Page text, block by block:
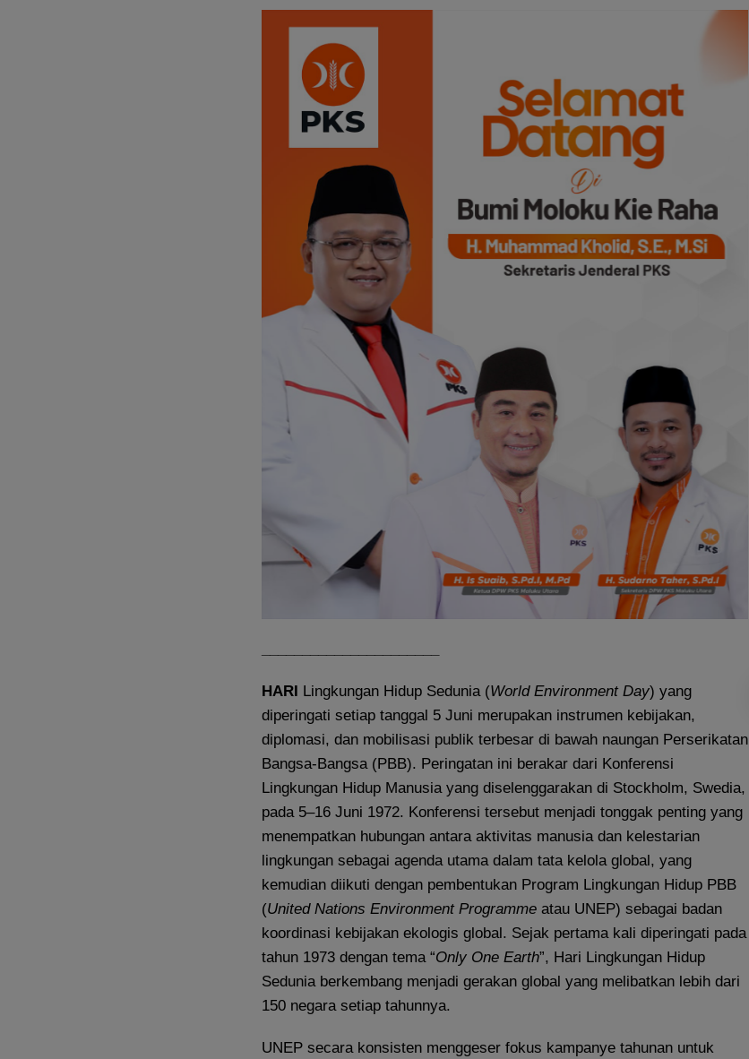
HARI Lingkungan Hidup Sedunia (World Environment Day) yang
diperingati setiap tanggal 5 Juni merupakan instrumen kebijakan,
diplomasi, dan mobilisasi publik terbesar di bawah naungan Perserikatan
Bangsa-Bangsa (PBB). Peringatan ini berakar dari Konferensi
Lingkungan Hidup Manusia yang diselenggarakan di Stockholm, Swedia,
pada 5–16 Juni 1972. Konferensi tersebut menjadi tonggak penting yang
menempatkan hubungan antara aktivitas manusia dan kelestarian
lingkungan sebagai agenda utama dalam tata kelola global, yang
kemudian diikuti dengan pembentukan Program Lingkungan Hidup PBB
(United Nations Environment Programme atau UNEP) sebagai badan
koordinasi kebijakan ekologis global. Sejak pertama kali diperingati pada
tahun 1973 dengan tema “Only One Earth”, Hari Lingkungan Hidup
Sedunia berkembang menjadi gerakan global yang melibatkan lebih dari
150 negara setiap tahunnya.
UNEP secara konsisten menggeser fokus kampanye tahunan untuk